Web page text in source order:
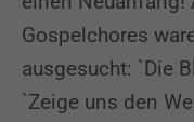
Gospelchores
ausgesucht: `Die
`Zeige uns den